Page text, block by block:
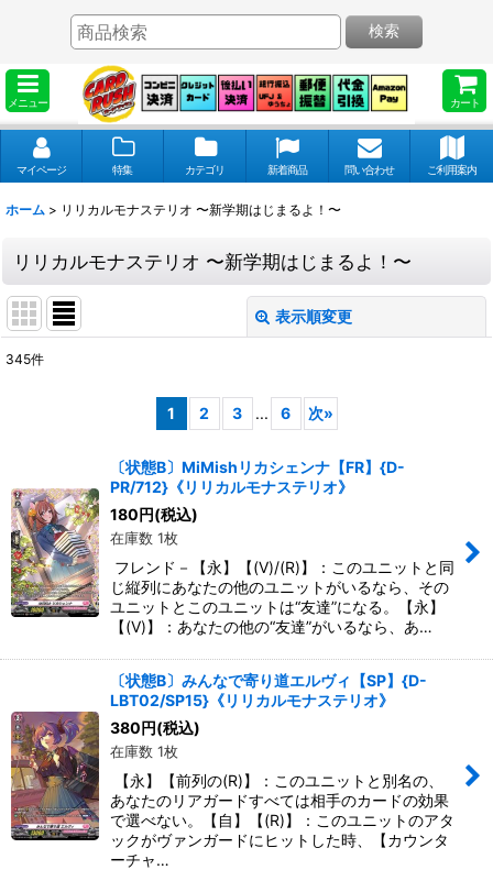
メニュー カート
検索
マイページ 特集 カテゴリ 新着商品 問い合わせ ご利用案内
ホーム > リリカルモナステリオ 〜新学期はじまるよ！〜
リリカルモナステリオ 〜新学期はじまるよ！〜
表示順変更
絞り込む
345件
1 2 3 ... 6 次»
〔状態B〕MiMishリカシェンナ【FR】{D-
PR/712}《リリカルモナステリオ》
180円(税込)
在庫数 1枚
フレンド－【永】【(V)/(R)】：このユニットと同
じ縦列にあなたの他のユニットがいるなら、その
ユニットとこのユニットは“友達”になる。【永】
【(V)】：あなたの他の“友達”がいるなら、あ…
〔状態B〕みんなで寄り道エルヴィ【SP】{D-
LBT02/SP15}《リリカルモナステリオ》
380円(税込)
在庫数 1枚
【永】【前列の(R)】：このユニットと別名の、
あなたのリアガードすべては相手のカードの効果
で選べない。【自】【(R)】：このユニットのアタ
ックがヴァンガードにヒットした時、【カウンタ
ーチャ…